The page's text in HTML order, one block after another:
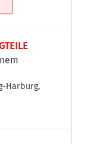
Harburg,